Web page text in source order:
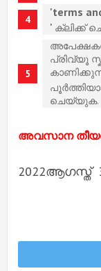
'terms
' ക്ലിക്ക്
അപേക്ഷകൻ
പ്രിവ്യൂ
ചെയ്യുക.
അവസാന
2022ആഗസ്ത്